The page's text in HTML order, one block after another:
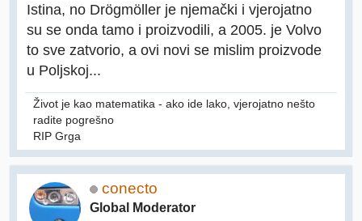
Istina, no Drögmöller je njemački i vjerojatno
su se onda tamo i proizvodili, a 2005. je Volvo
to sve zatvorio, a ovi novi se mislim proizvode
u Poljskoj...
Život je kao matematika - ako ide lako, vjerojatno nešto
radite pogrešno
RIP Grga
conecto
Global Moderator